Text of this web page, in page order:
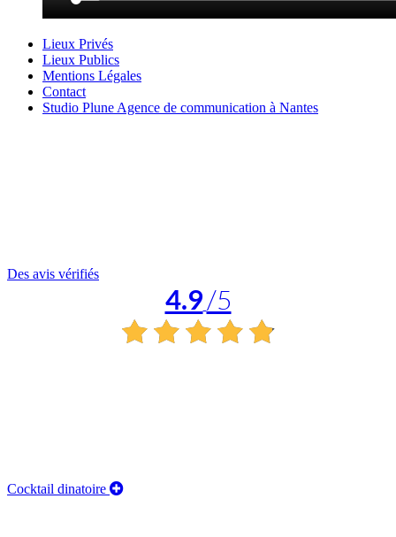
Lieux Privés
Lieux Publics
Mentions Légales
Contact
Studio Plune Agence de communication à Nantes
Des avis vérifiés
4.9/5
Cocktail dinatoire